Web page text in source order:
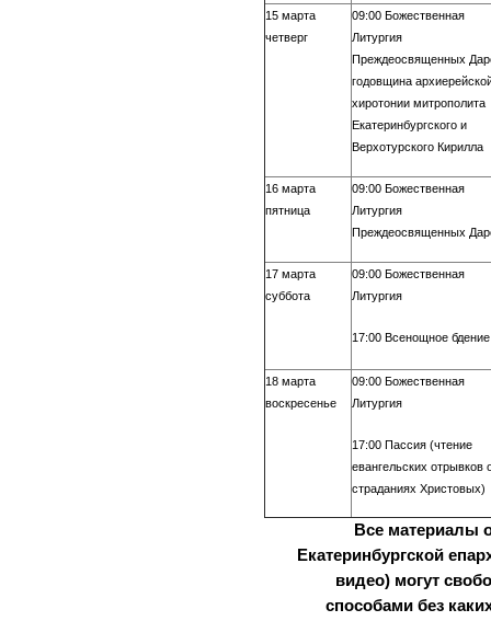
15 марта
четверг
09:00 Божественная
Литургия
Преждеосвященных
годовщина
хиротонии митрополита
Екатеринбургского и
Верхотурского Кирилла
16 марта
пятница
09:00 Божественная
Литургия
Преждеосвященных
17 марта
суббота
09:00 Божественная
Литургия
17:00 Всенощное бдение
18 марта
воскресенье
09:00 Божественная
Литургия
17:00 Пассия (чтение
евангельских отрывков
страданиях Христовых)
Все материалы
Екатеринбургской
видео) могут
способами без